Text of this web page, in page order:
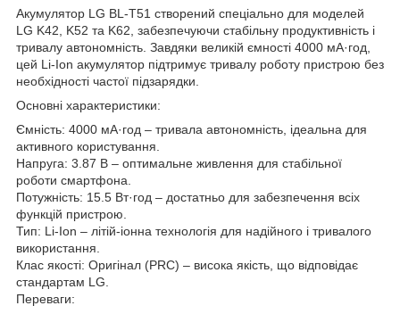
Акумулятор LG BL-T51 створений спеціально для моделей
LG K42, K52 та K62, забезпечуючи стабільну продуктивність і
тривалу автономність. Завдяки великій ємності 4000 мА·год,
цей Li-Ion акумулятор підтримує тривалу роботу пристрою без
необхідності частої підзарядки.
Основні характеристики:
Ємність: 4000 мА·год – тривала автономність, ідеальна для
активного користування.
Напруга: 3.87 В – оптимальне живлення для стабільної
роботи смартфона.
Потужність: 15.5 Вт·год – достатньо для забезпечення всіх
функцій пристрою.
Тип: Li-Ion – літій-іонна технологія для надійного і тривалого
використання.
Клас якості: Оригінал (PRC) – висока якість, що відповідає
стандартам LG.
Переваги: